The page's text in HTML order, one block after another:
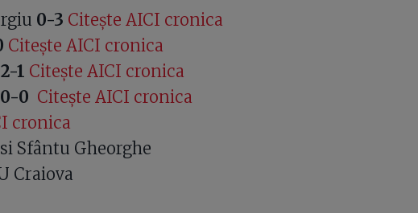
0-3 Citește AICI cronica
Citește AICI cronica
2-1 Citește AICI cronica
0-0 Citește AICI cronica
cronica
Sfântu Gheorghe
Craiova